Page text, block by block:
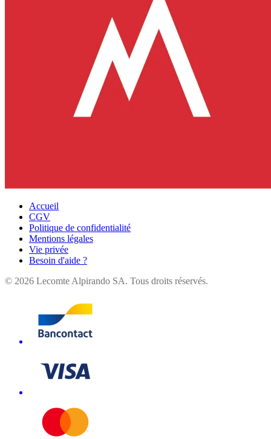
Accueil
CGV
Politique de confidentialité
Mentions légales
Vie privée
Besoin d'aide ?
© 2026 Lecomte Alpirando SA. Tous droits réservés.